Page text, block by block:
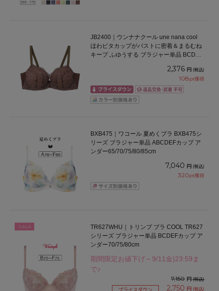
JB2400｜ウンナナクール une nana cool
ほわピタカップがバストに密着＆まるむね
キープ ふゆうする ブラジャー単品 BCDEF
2,376 円 (税込)
108pt獲得
BXB475｜ワコール 夏めくブラ BXB475シ
リーズ ブラジャー単品 ABCDEFカップ ア
ンダー65/70/75/80/85cm
7,040 円 (税込)
320pt獲得
SALE
TR627WHU｜トリンプ ブラ COOL TR627
シリーズ ブラジャー単品 BCDEFカップ ア
ンダー70/75/80cm
期間限定お値下げ～9/11金)23:59ま
で♪
7,150 円(税込)
プライスダウン 2,750 円 (税込)